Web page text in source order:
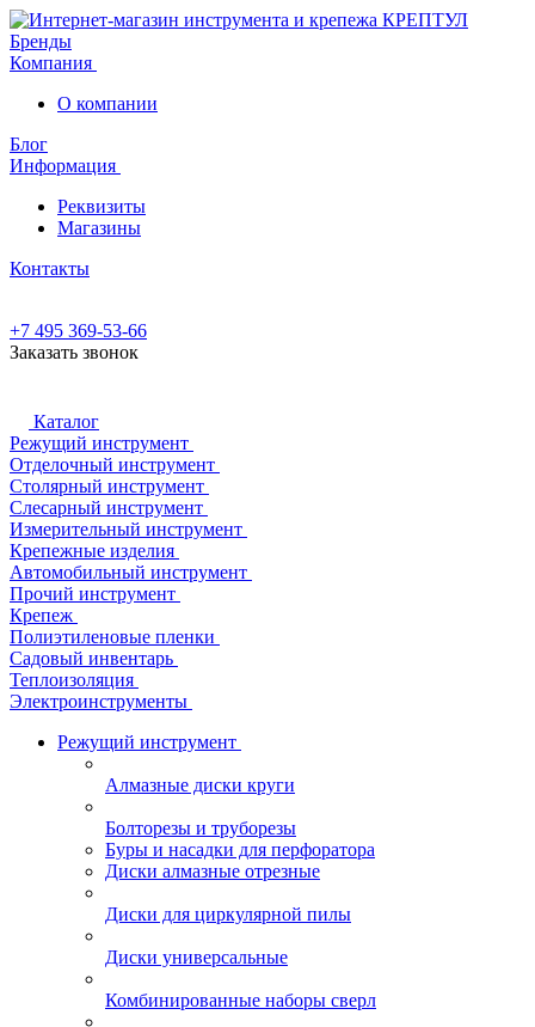
Бренды
Компания
О компании
Блог
Информация
Реквизиты
Магазины
Контакты
+7 495 369-53-66
Заказать звонок
Каталог
Режущий инструмент
Отделочный инструмент
Столярный инструмент
Слесарный инструмент
Измерительный инструмент
Крепежные изделия
Автомобильный инструмент
Прочий инструмент
Крепеж
Полиэтиленовые пленки
Садовый инвентарь
Теплоизоляция
Электроинструменты
Режущий инструмент
Алмазные диски круги
Болторезы и труборезы
Буры и насадки для перфоратора
Диски алмазные отрезные
Диски для циркулярной пилы
Диски универсальные
Комбинированные наборы сверл